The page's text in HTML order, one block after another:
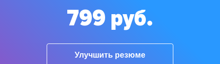
799 руб.
Улучшить резюме